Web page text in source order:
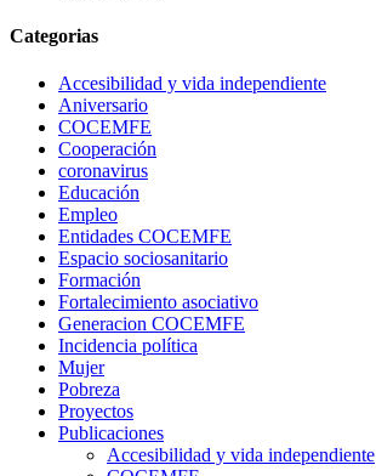
Categorias
Accesibilidad y vida independiente
Aniversario
COCEMFE
Cooperación
coronavirus
Educación
Empleo
Entidades COCEMFE
Espacio sociosanitario
Formación
Fortalecimiento asociativo
Generacion COCEMFE
Incidencia política
Mujer
Pobreza
Proyectos
Publicaciones
Accesibilidad y vida independiente